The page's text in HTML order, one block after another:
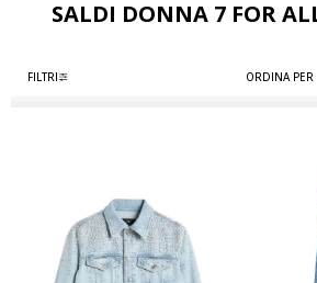
SALDI DONNA7 FOR
FILTRI ORDINA PER